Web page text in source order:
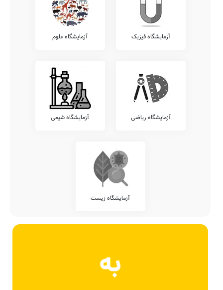
آزمایشگاه فیزیک آزمایشگاه علوم
آزمایشگاه ریاضی آزمایشگاه شیمی
آزمایشگاه زیست